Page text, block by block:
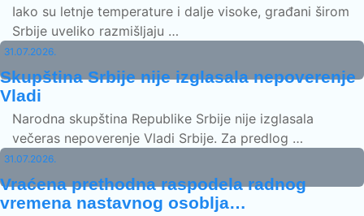
Iako su letnje temperature i dalje visoke, građani širom
Srbije uveliko razmišljaju …
31.07.2026.
Skupština Srbije nije izglasala nepoverenje
Vladi
Narodna skupština Republike Srbije nije izglasala
večeras nepoverenje Vladi Srbije. Za predlog …
31.07.2026.
Vraćena prethodna raspodela radnog
vremena nastavnog osoblja…